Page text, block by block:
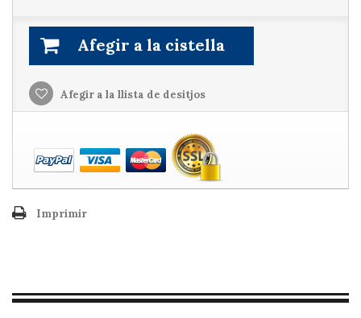
Afegir a la cistella
Afegir a la llista de desitjos
Imprimir